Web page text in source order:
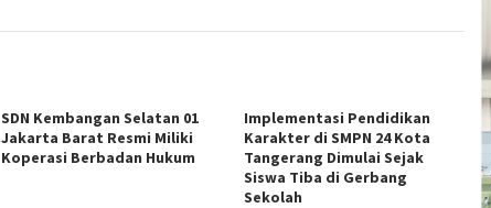
SDN Kembangan Selatan 01
Jakarta Barat Resmi Miliki
Koperasi Berbadan Hukum
Implementasi Pendidikan
Karakter di SMPN 24 Kota
Tangerang Dimulai Sejak
Siswa Tiba di Gerbang
Sekolah